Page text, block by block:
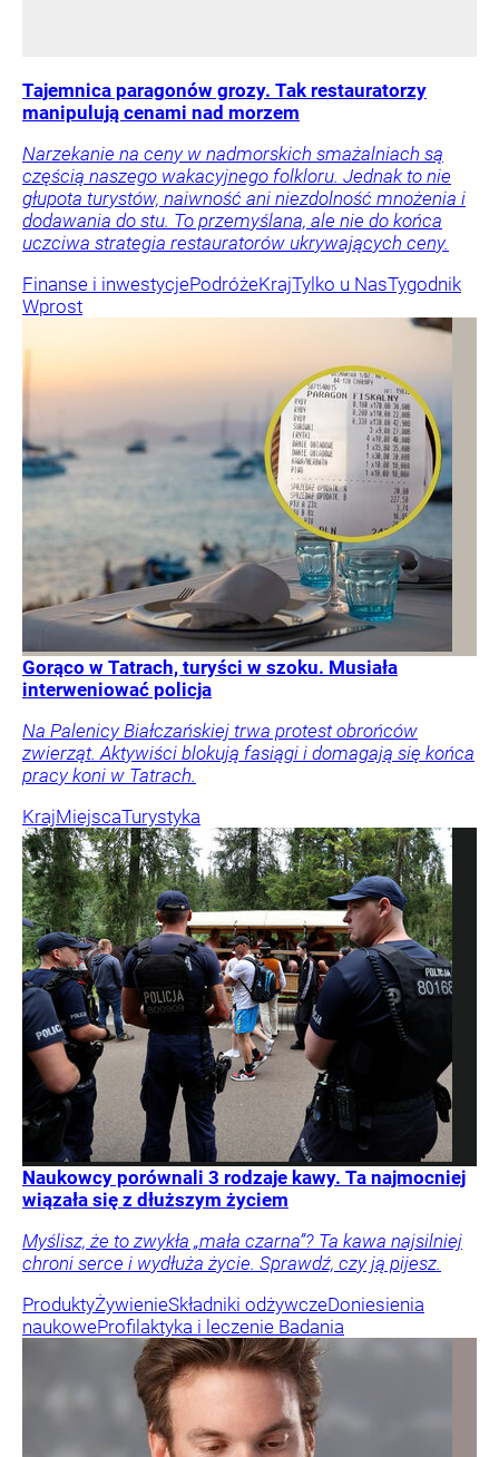
Tajemnica paragonów grozy. Tak restauratorzy
manipulują cenami nad morzem
Narzekanie na ceny w nadmorskich smażalniach są
częścią naszego wakacyjnego folkloru. Jednak to nie
głupota turystów, naiwność ani niezdolność mnożenia i
dodawania do stu. To przemyślana, ale nie do końca
uczciwa strategia restauratorów ukrywających ceny.
Finanse i inwestycjePodróżeKrajTylko u NasTygodnik
Wprost
Gorąco w Tatrach, turyści w szoku. Musiała
interweniować policja
Na Palenicy Białczańskiej trwa protest obrońców
zwierząt. Aktywiści blokują fasiągi i domagają się końca
pracy koni w Tatrach.
KrajMiejscaTurystyka
Naukowcy porównali 3 rodzaje kawy. Ta najmocniej
wiązała się z dłuższym życiem
Myślisz, że to zwykła „mała czarna”? Ta kawa najsilniej
chroni serce i wydłuża życie. Sprawdź, czy ją pijesz.
ProduktyŻywienieSkładniki odżywczeDoniesienia
naukoweProfilaktyka i leczenie Badania